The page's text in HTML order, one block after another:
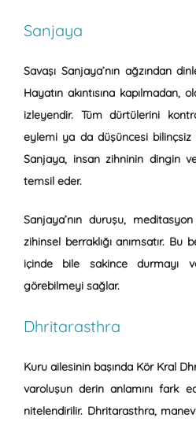
Sanjaya
Savaşı Sanjaya’nın ağzından
Hayatın akıntısına
izleyendir. Tüm dürtülerini
eylemi ya da düşüncesi bilinçsiz
Sanjaya, insan zihninin dingin
temsil eder.
Sanjaya’nın duruşu,
zihinsel berraklığı anımsatır. Bu
içinde bile sakince
görebilmeyi sağlar.
Dhritarasthra
Kuru ailesinin başında Kör Kral
varoluşun derin anlamını fark
nitelendirilir. Dhritarasthra,